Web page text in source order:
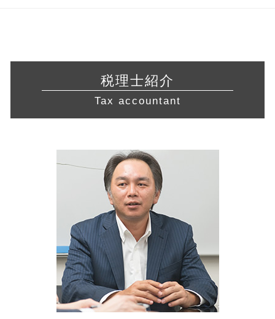
合同会社 定款
創業 融資 銀行
青色申告 メリット
税務調査 流れ
延滞税 計算
所得税 税率
経営改善 計画書
リスクマネジメント 分析 手法
企業 合併
早期 経営改善 計画
飲食店 営業許可証
食品衛生責任者 資格
飲食店 開業 流れ
許認可 とは
経営相談 東海地方 税理士 相談
経営相談 相模原市 相談
経営相談 神奈川県 税理士
起業支援 三重県 税理士 相談
税務相談 藤沢市 相談
営業 許認可 申請 相模原市 相談
会社設立 静岡県 税理士 相談
起業支援 藤沢市 税理士
経営相談 東京都 税理士 相談
税務相談 東京都 相談
会社設立 神奈川県 税理士
起業支援 相模原市 税理士
会社設立 相模原市 相談
起業支援 神奈川県 相談
営業 許認可 申請 静岡県 税理士
税理士紹介
Tax accountant